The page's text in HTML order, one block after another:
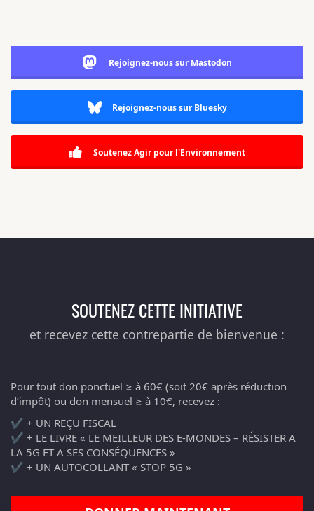
Rejoignez-nous sur Mastodon
Rejoignez-nous sur Bluesky
Soutenez Agir pour l'Environnement
SOUTENEZ CETTE INITIATIVE
et recevez cette contrepartie de bienvenue :
Pour tout don ponctuel ≥ à 60€ (soit 20€ après réduction
d’impôt) ou don mensuel ≥ à 10€, recevez :
✔️ + UN REÇU FISCAL
✔️ + LE LIVRE « LE MEILLEUR DES E-MONDES – RÉSISTER A
LA 5G ET A SES CONSÉQUENCES »
✔️ + UN AUTOCOLLANT « STOP 5G »